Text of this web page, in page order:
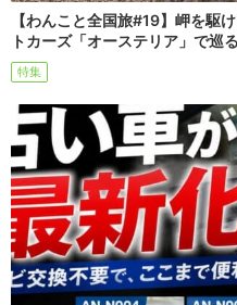
【わんこと全国旅#19】岬を駆
トカーズ「オーステリア」で巡
特集